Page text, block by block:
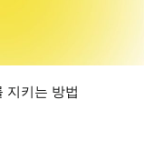
지키는 방법